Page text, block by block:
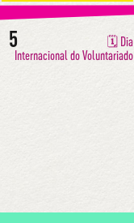
5
🗓 Dia
Internacional do Voluntariado